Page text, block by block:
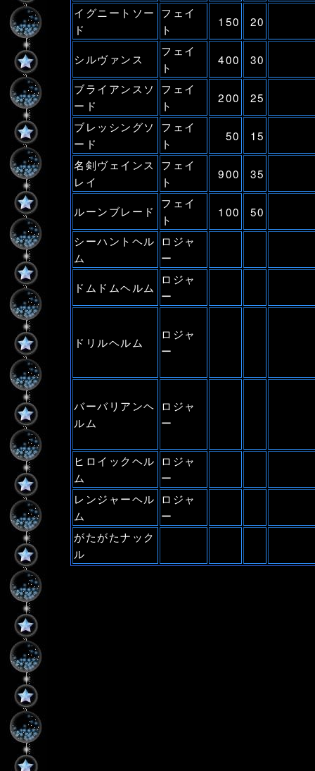
イグニートソー
ド
フェイ
ト
150 20
シルヴァンス
フェイ
ト
400
30
ブライアンスソ
ード
フェイ
ト
200
25
ブレッシングソ
ード
フェイ
ト
50
15
名剣ヴェインス
レイ
フェイ
ト
900 35
ルーンブレード
フェイ
ト
100
50
シーハントヘル
ム
ロジャ
ー
ドムドムヘルム
ロジャ
ー
ドリルヘルム
ロジャ
ー
バーバリアンヘ
ルム
ロジャ
ー
ヒロイックヘル
ム
ロジャ
ー
レンジャーヘル
ム
ロジャ
ー
がたがたナック
ル